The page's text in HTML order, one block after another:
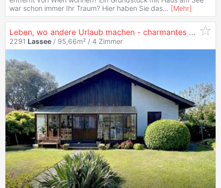
war schon immer Ihr Traum? Hier haben Sie das... [Mehr]
Leben, wo andere Urlaub machen - charmantes Einfamilienhaus am Badesee in absoluter Ruhelage auf Pachtgrund
2291 Lassee / 95,66m² / 4 Zimmer